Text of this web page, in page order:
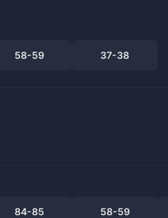
58-59 37-38
84-85 58-59